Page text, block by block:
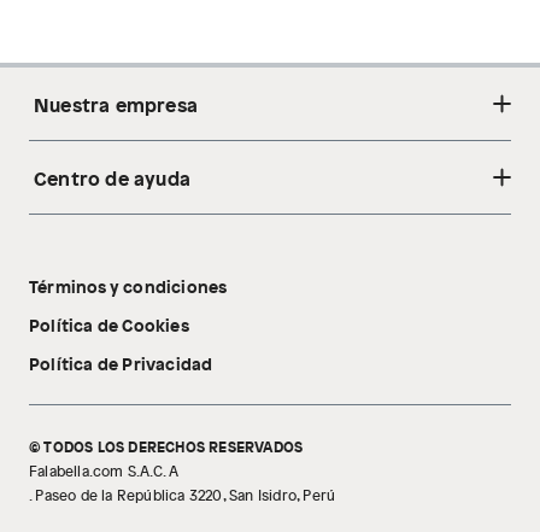
Nuestra empresa
Acerca de nosotros
Tecnología Pillow Walk
Centro de ayuda
Libro de reclamaciones
Términos y condiciones
Política de Cookies
Política de Privacidad
© TODOS LOS DERECHOS RESERVADOS
Falabella.com S.A.C. A
. Paseo de la República 3220, San Isidro, Perú